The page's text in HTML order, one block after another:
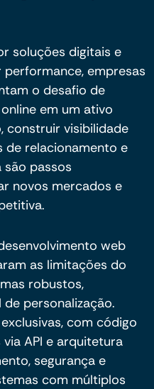
soluções digitais e
empresas
o desafio de
em um ativo
construir visibilidade
de relacionamento e
passos
novos mercados e
web
as limitações do
robustos,
personalização.
com código
API e arquitetura
segurança e
com múltiplos